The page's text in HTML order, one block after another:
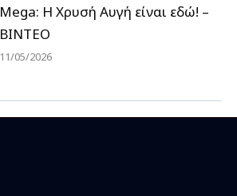
Mega: Η Χρυσή Αυγή είναι εδώ! –
ΒΙΝΤΕΟ
11/05/2026